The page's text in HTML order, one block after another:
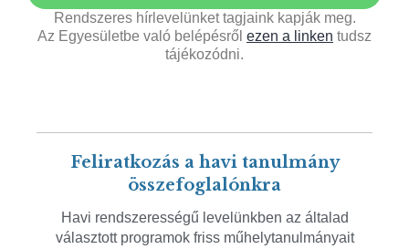
Rendszeres hírlevelünket tagjaink kapják meg.
Az Egyesületbe való belépésről ezen a linken tudsz
tájékozódni.
Feliratkozás a havi tanulmány
összefoglalónkra
Havi rendszerességű levelünkben az általad
választott programok friss műhelytanulmányait